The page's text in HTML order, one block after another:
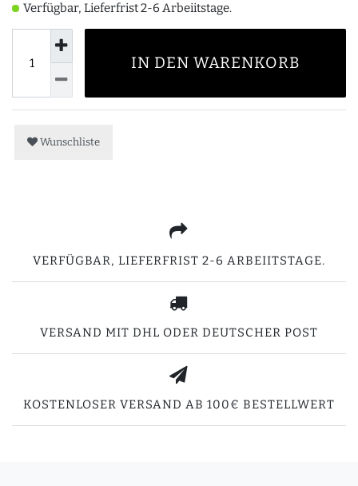
Verfügbar, Lieferfrist 2-6 Arbeiitstage.
IN DEN WARENKORB
Wunschliste
VERFÜGBAR, LIEFERFRIST 2-6 ARBEIITSTAGE.
VERSAND MIT DHL ODER DEUTSCHER POST
KOSTENLOSER VERSAND AB 100€ BESTELLWERT